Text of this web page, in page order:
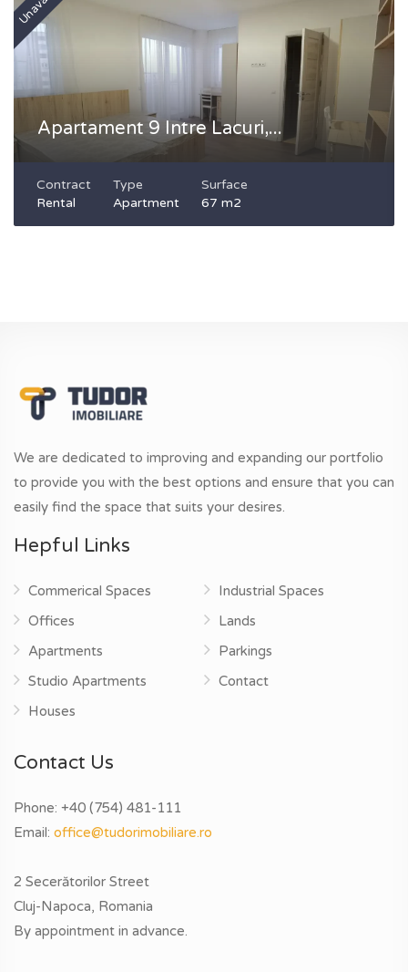
Apartament 9 Intre Lacuri,...
Contract
Rental
Type
Apartment
Surface
67 m2
We are dedicated to improving and expanding our portfolio
to provide you with the best options and ensure that you can
easily find the space that suits your desires.
Hepful Links
Commerical Spaces
Offices
Apartments
Studio Apartments
Houses
Industrial Spaces
Lands
Parkings
Contact
Contact Us
Phone: +40 (754) 481-111
Email: office@tudorimobiliare.ro
2 Secerătorilor Street
Cluj-Napoca, Romania
By appointment in advance.